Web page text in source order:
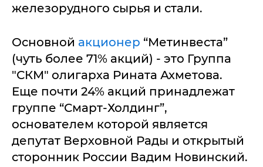
железорудного сырья и стали.
Основной акционер “Метинвеста”
(чуть более 71% акций) - это Группа
"СКМ" олигарха Рината Ахметова.
Еще почти 24% акций принадлежат
группе “Смарт-Холдинг”,
основателем которой является
депутат Верховной Рады и открытый
сторонник России Вадим Новинский.